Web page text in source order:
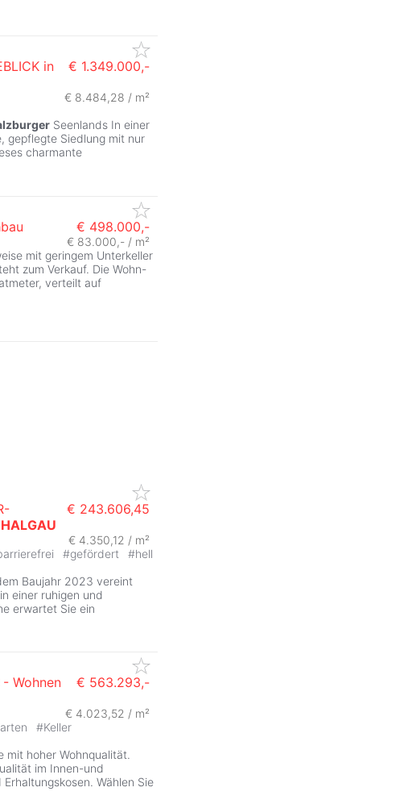
in
€ 1.349.000,-
€ 8.484,28 / m²
Seenlands In einer
gepflegte Siedlung mit nur
charmante
€ 498.000,-
€ 83.000,- / m²
mit geringem Unterkeller
zum Verkauf. Die Wohn-
verteilt auf
€ 243.606,45
€ 4.350,12 / m²
#gefördert #hell
Baujahr 2023 vereint
einer ruhigen und
erwartet Sie ein
- Wohnen
€ 563.293,-
€ 4.023,52 / m²
#Keller
mit hoher Wohnqualität.
im Innen-und
Wählen Sie